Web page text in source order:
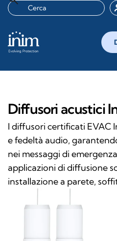
Diffusori acustici
I diffusori certificati EVAC
e fedeltà audio,
nei messaggi di
applicazioni di diffusione
installazione a parete,